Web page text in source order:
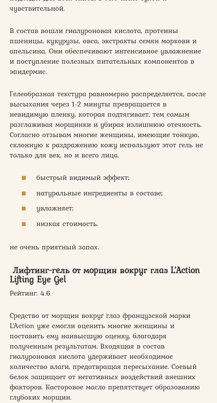
чувствительной.
В состав вошли гиалуроновая кислота, протеины
пшеницы, кукурузы, овса, экстракты семян моркови и
апельсина. Они обеспечивают интенсивное увлажнение
и поступление полезных питательных компонентов в
эпидермис.
Гелеобразная текстура равномерно распределяется, после
высыхания через 1-2 минуты превращается в
невидимую пленку, которая подтягивает, тем самым
разглаживая морщинки и убирая излишнюю отечность.
Согласно отзывам многие женщины, имеющие тонкую,
склонную к раздражению кожу используют этот гель не
только для век, но и всего лица.
быстрый видимый эффект;
натуральные ингредиенты в составе;
увлажняет;
низкая стоимость.
не очень приятный запах.
Лифтинг-гель от морщин вокруг глаз L’Action
Lifting Eye Gel
Рейтинг: 4.6
Средство от морщин вокруг глаз французской марки
L’Action уже смогли оценить многие женщины и
поставить ему наивысшую оценку, благодаря
полученным результатам. Входящая в состав
гиалуроновая кислота удерживает необходимое
количество влаги, предотвращая пересыхание. Соевый
белок защищает от негативных воздействий внешних
факторов. Касторовое масло препятствует образованию
глубоких морщин.